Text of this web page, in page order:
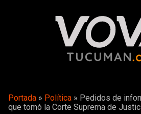
Portada » Política » Pedidos de
que tomó la Corte Suprema de